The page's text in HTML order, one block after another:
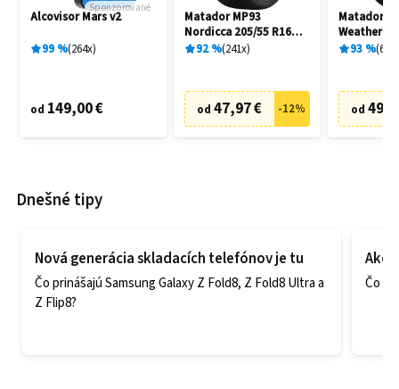
Sponzorované
Alcovisor Mars v2
99% 264x
od 149,00 €
Matador MP93
Nordicca 205/55 R16
91H
92% 241x
od 47,97 € -12%
Matador
Weather
R16 91H
93% 69
od
Dnešné tipy
Nová generácia skladacích telefónov je tu
Čo prinášajú Samsung Galaxy Z Fold8, Z Fold8 Ultra a
Z Flip8?
Ako
Čo